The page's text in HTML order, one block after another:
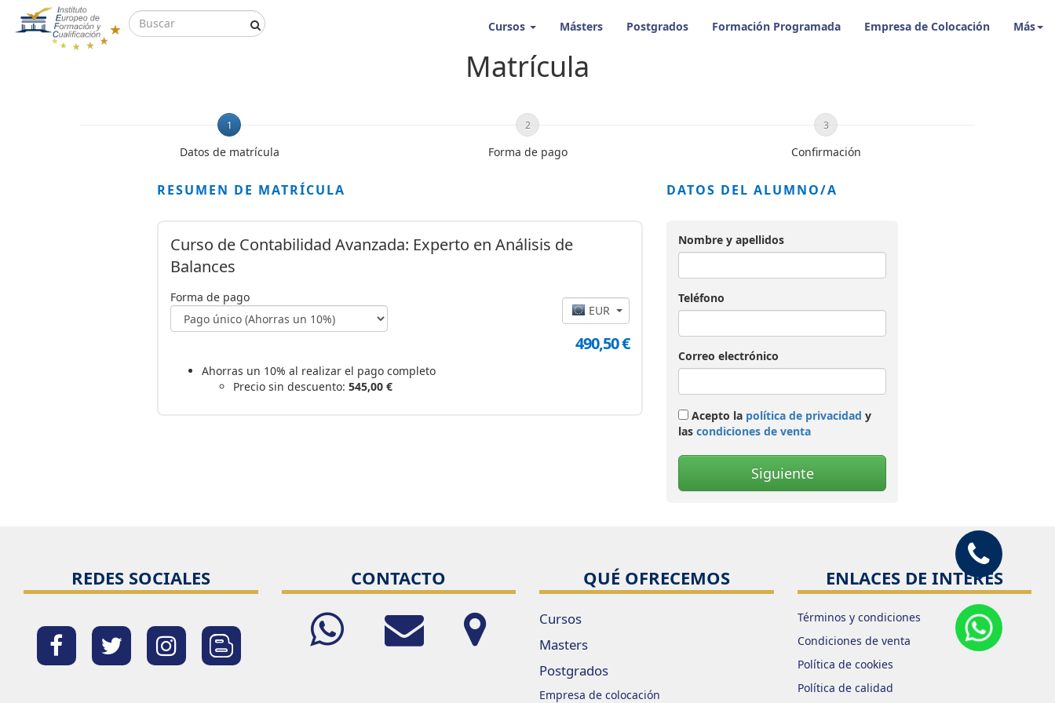
Cursos Másters Postgrados Formación Programada Empresa de Colocación Más
Matrícula
1
Datos de matrícula
2
Forma de pago
3
Confirmación
RESUMEN DE MATRÍCULA
Curso de Contabilidad Avanzada: Experto en Análisis de
Balances
Forma de pago
EUR
490,50 €
Ahorras un 10% al realizar el pago completo
Precio sin descuento: 545,00 €
DATOS DEL ALUMNO/A
Nombre y apellidos
Teléfono
Correo electrónico
Acepto la política de privacidad y
lascondiciones de venta
Siguiente
REDES SOCIALES CONTACTO QUÉ OFRECEMOS
Cursos
Masters
Postgrados
Empresa de colocación
ENLACES DE INTERÉS
Términos y condiciones
Condiciones de venta
Política de cookies
Política de calidad